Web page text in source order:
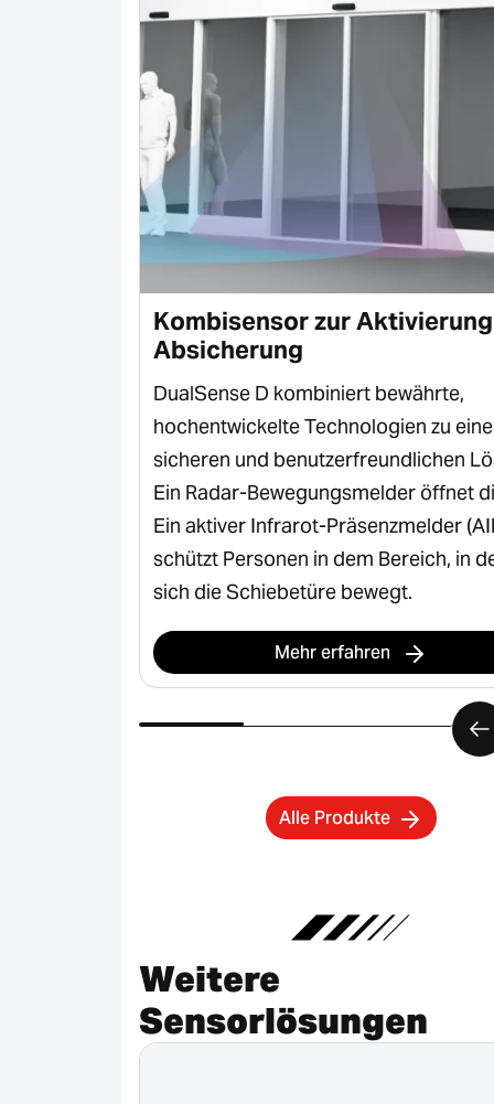
Kombisensor zur
Absicherung
DualSense D kombiniert bewährte,
hochentwickelte Technologien zu
sicheren und benutzerfreundlichen
Ein Radar-Bewegungsmelder öffnet
Ein aktiver Infrarot-Präsenzmelder
schützt Personen in dem Bereich, in
sich die Schiebetüre bewegt.
Mehr erfahren
Alle Produkte
Weitere
Sensorlösungen